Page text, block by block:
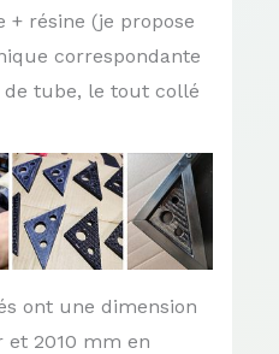
+ résine (je propose
correspondante
de tube, le tout collé
ont une dimension
2010 mm en